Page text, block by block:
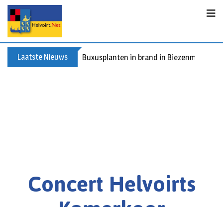
Laatste Nieuws Buxusplanten in brand in Biezenmortel,
Concert Helvoirts